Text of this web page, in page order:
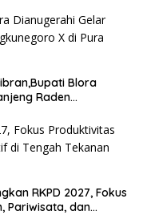
Blora
Raden
RKPD 2027, Fokus
Pariwisata, dan